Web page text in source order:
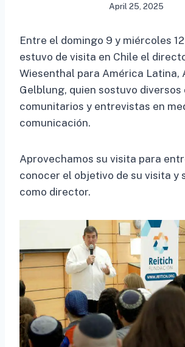
April 25, 2025
Entre el domingo 9 y miércoles
estuvo de visita en Chile el
Wiesenthal para América Latina,
Gelblung, quien sostuvo
comunitarios y entrevistas en
comunicación.
Aprovechamos su visita para
conocer el objetivo de su visita y
como director.